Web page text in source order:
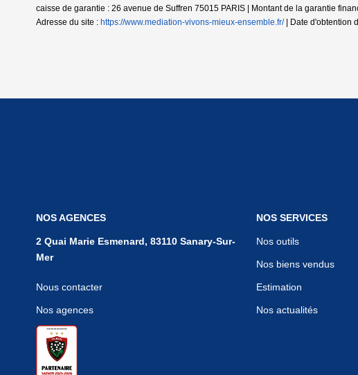
caisse de garantie : 26 avenue de Suffren 75015 PARIS | Montant de la garantie
Adresse du site : https://www.mediation-vivons-mieux-ensemble.fr/| Date d'obtention
NOS AGENCES
2 Quai Marie Esmenard, 83110 Sanary-Sur-
Mer
Nous contacter
Nos agences
NOS SERVICES
Nos outils
Nos biens vendus
Estimation
Nos actualités